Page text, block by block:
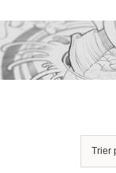
Trier